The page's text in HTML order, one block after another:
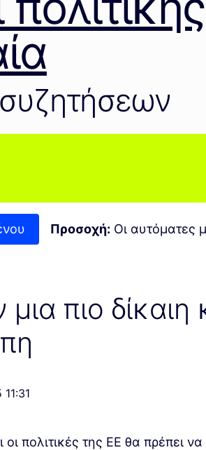
Προσοχή: Οι αυτόματες
πιο δίκαιη
πολιτικές της ΕΕ θα πρέπει